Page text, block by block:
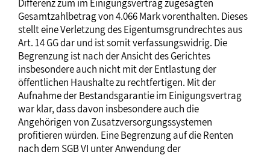
Differenz zum im Einigungsvertrag zugesagten
Gesamtzahlbetrag von 4.066 Mark vorenthalten. Dieses
stellt eine Verletzung des Eigentumsgrundrechtes aus
Art. 14 GG dar und ist somit verfassungswidrig. Die
Begrenzung ist nach der Ansicht des Gerichtes
insbesondere auch nicht mit der Entlastung der
öffentlichen Haushalte zu rechtfertigen. Mit der
Aufnahme der Bestandsgarantie im Einigungsvertrag
war klar, dass davon insbesondere auch die
Angehörigen von Zusatzversorgungssystemen
profitieren würden. Eine Begrenzung auf die Renten
nach dem SGB VI unter Anwendung der